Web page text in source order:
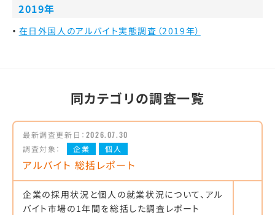
2019年
在日外国人のアルバイト実態調査（2019年）
同カテゴリの調査一覧
最新調査更新日： 2026.07.30
調査対象：
企業 個人
アルバイト 総括レポート
企業の採用状況と個人の就業状況について、アル
バイト市場の1年間を総括した調査レポート